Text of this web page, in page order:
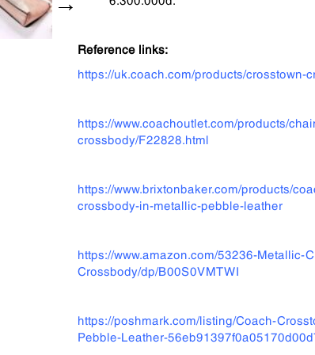
Reference links:
https://uk.coach.com/products/crosstown-
https://www.coachoutlet.com/products/
crossbody/F22828.html
https://www.brixtonbaker.com/products/
crossbody-in-metallic-pebble-leather
https://www.amazon.com/53236-Metallic-
Crossbody/dp/B00S0VMTWI
https://poshmark.com/listing/Coach-
Pebble-Leather-